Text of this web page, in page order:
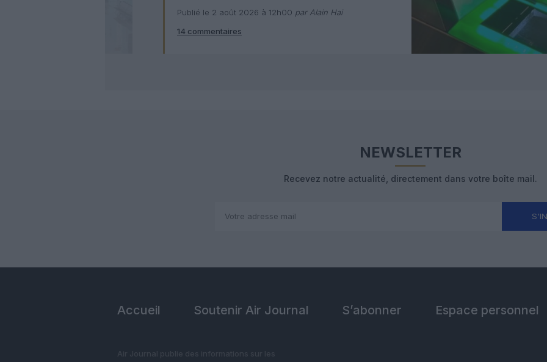
numérique avec Pax
Check
Publié le 2 août 2026 à 12h00 par Alain Hai
14 commentaires
NEWSLETTER
Recevez notre actualité, directement dans votre boîte mail.
Accueil Soutenir Air Journal S’abonner Espace personnel